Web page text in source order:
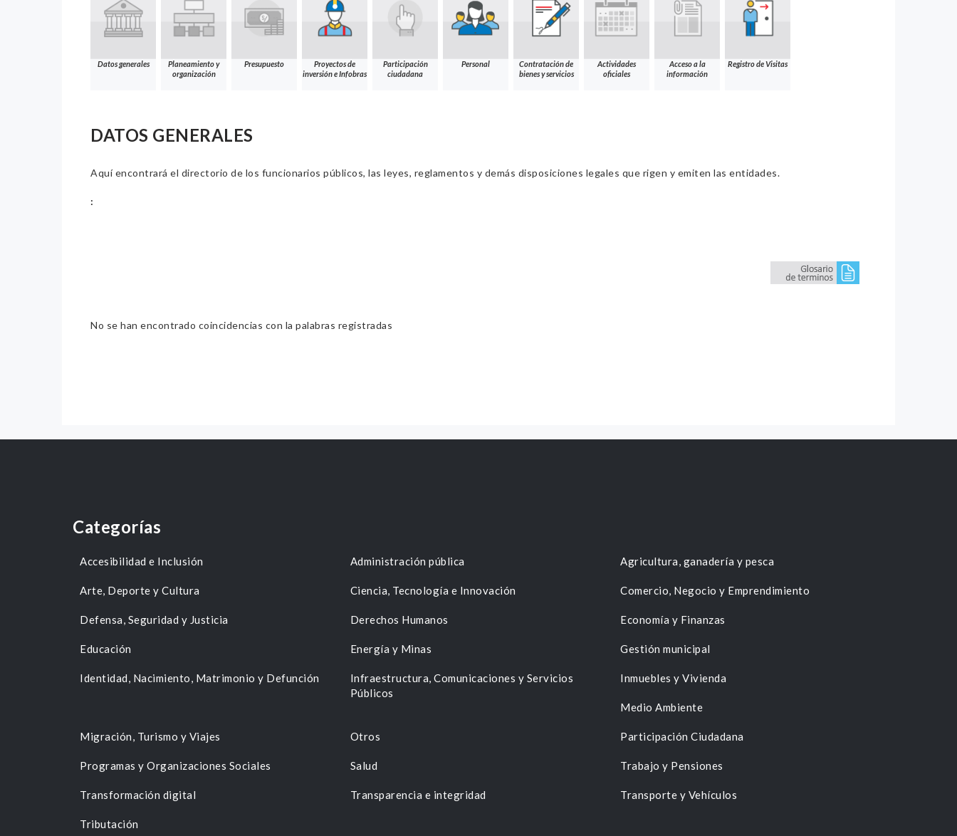
Datos generales
Planeamiento y
organización
Presupuesto
Proyectos de
inversión e Infobras
Participación
ciudadana
Personal
Contratación de
bienes y servicios
Actividades
oficiales
Acceso a la
información
Registro de Visitas
DATOS GENERALES
Aquí encontrará el directorio de los funcionarios públicos, las leyes, reglamentos y demás disposiciones legales que rigen y emiten las entidades.
:
No se han encontrado coincidencias con la palabras registradas
Categorías
Accesibilidad e Inclusión Administración pública Agricultura, ganadería y pesca
Arte, Deporte y Cultura Ciencia, Tecnología e Innovación Comercio, Negocio y Emprendimiento
Defensa, Seguridad y Justicia Derechos Humanos Economía y Finanzas
Educación Energía y Minas Gestión municipal
Identidad, Nacimiento, Matrimonio y Defunción
Infraestructura, Comunicaciones y Servicios
Públicos
Inmuebles y Vivienda
Medio Ambiente
Migración, Turismo y Viajes Otros Participación Ciudadana
Programas y Organizaciones Sociales Salud Trabajo y Pensiones
Transformación digital Transparencia e integridad Transporte y Vehículos
Tributación